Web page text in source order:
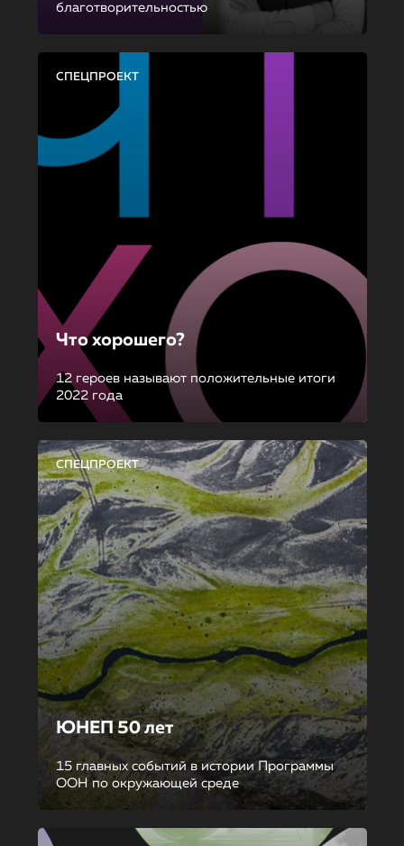
благотворительностью
СПЕЦПРОЕКТ
Что хорошего?
12 героев называют положительные итоги
2022 года
СПЕЦПРОЕКТ
ЮНЕП 50 лет
15 главных событий в истории Программы
ООН по окружающей среде